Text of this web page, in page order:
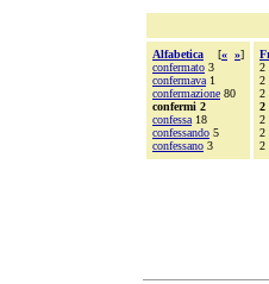
Alfabetica [« »]
confermato 3
confermava 1
confermazione 80
confermi 2
confessa 18
confessando 5
confessano 3
2
2
2
2
2
2
2